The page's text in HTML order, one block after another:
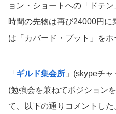
ョン・ショートへの「ドテ
時間の先物は再び24000円
は「カバード・プット」をホ
「 ギルド集会所 」(skypeチ
(勉強会を兼ねてポジション
て、以下の通りコメントした